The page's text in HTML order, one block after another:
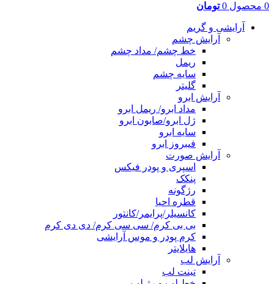
0 محصول 0 تومان
آرایشی و گریم
آرایش چشم
خط چشم/ مداد چشم
ریمل
سایه چشم
گلیتر
آرایش ابرو
مداد ابرو/ ریمل ابرو
ژل ابرو/صابون ابرو
سایه ابرو
فیبروز ابرو
آرایش صورت
اسپری و پودر فیکس
پنکک
رژگونه
قطره احیا
کانسیلر/پرایمر/کانتور
بی بی کرم/ سی سی کرم/ دی دی کرم
کرم پودر و موس آرایشی
هایلایتر
آرایش لب
تینت لب